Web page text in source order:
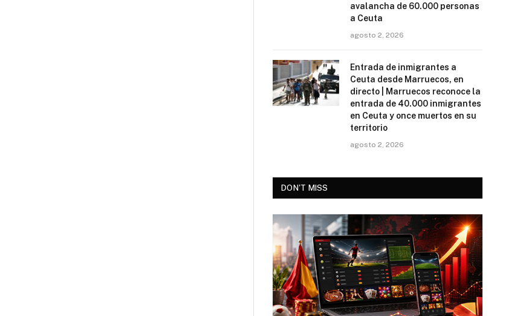
avalancha de 60.000 personas
a Ceuta
agosto 2, 2026
Entrada de inmigrantes a
Ceuta desde Marruecos, en
directo | Marruecos reconoce la
entrada de 40.000 inmigrantes
en Ceuta y once muertos en su
territorio
agosto 2, 2026
DON'T MISS